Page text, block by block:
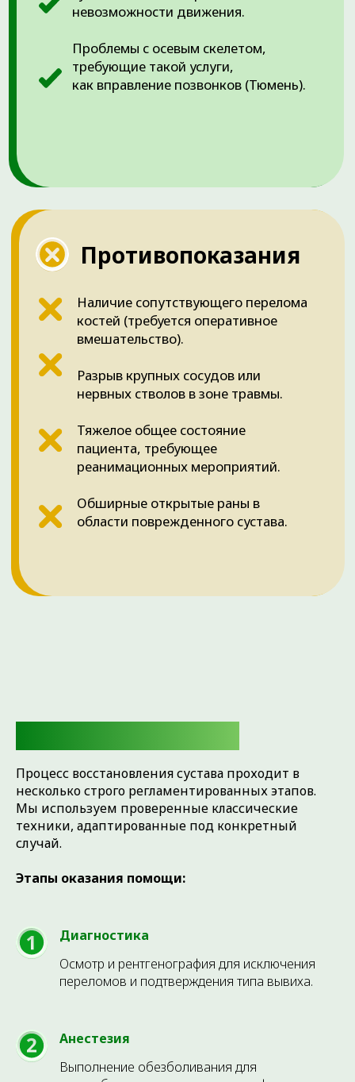
Процесс восстановления сустава проходит в
несколько строго регламентированных этапов.
Мы используем проверенные классические
техники, адаптированные под конкретный
случай.
Этапы оказания помощи:
Диагностика
Осмотр и рентгенография для исключения
переломов и подтверждения типа вывиха.
Анестезия
Выполнение обезболивания для
Главным результатом лечения является мгновенное
облегчение боли и возвращение конечности
естественного вида. Правильная реабилитация
после вправления гарантирует полное
восстановление функций.
ЧТО ВЫ ПОЛУЧИТЕ